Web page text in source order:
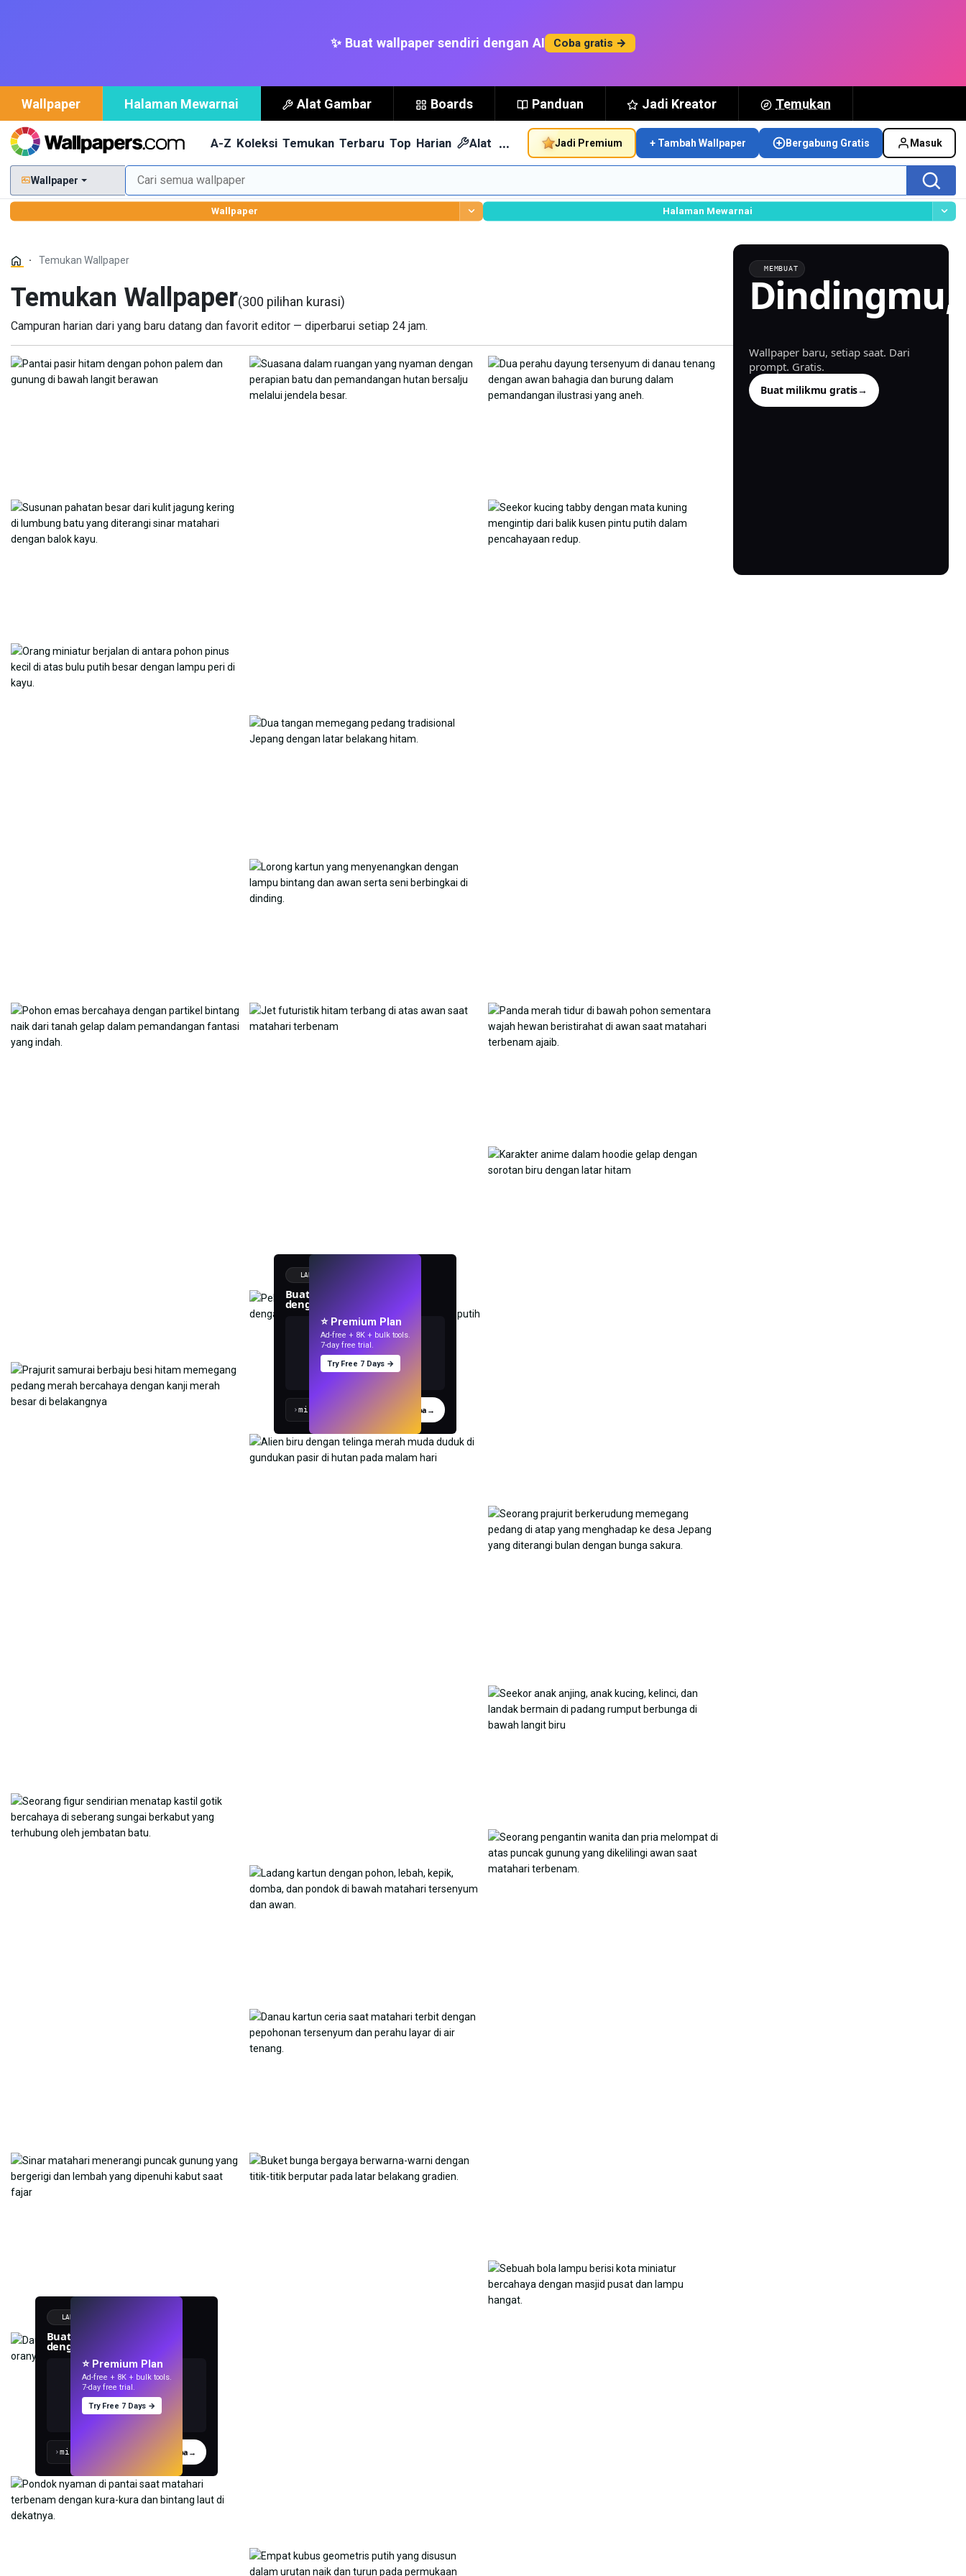
✨ Buat wallpaper sendiri dengan AI Coba gratis →
Wallpaper Halaman Mewarnai Alat Gambar Boards Panduan Jadi Kreator Temukan
A-Z Koleksi Temukan Terbaru Top Harian Alat … Jadi Premium + Tambah Wallpaper Bergabung Gratis Masuk
Wallpaper
Wallpaper Halaman Mewarnai
Temukan Wallpaper
Temukan Wallpaper(300 pilihan kurasi)
Campuran harian dari yang baru datang dan favorit editor — diperbarui setiap 24 jam.
Buat wallpaper
dengan AI.
⭐ Premium Plan
Ad-free + 8K + bulk tools.
7-day free trial.
Try Free 7 Days →
Buat wallpaper
dengan AI.
⭐ Premium Plan
Ad-free + 8K + bulk tools.
7-day free trial.
Try Free 7 Days →
MEMBUAT
Dindingmu,
Wallpaper baru, setiap saat. Dari
prompt. Gratis.
Buat milikmu gratis→